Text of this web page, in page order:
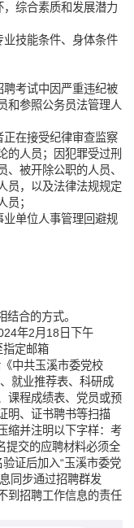
，综合素质和发展潜力
业技能条件、身体条件
聘考试中因严重违纪被
和参照公务员法管理人
正在接受纪律审查监察
的人员；因犯罪受过刑
被开除公职的人员、
员，以及法律法规规定
员；
业单位人事管理回避规
合的方式。
年2月18日下午
指定邮箱
中共玉溪市委党校
就业推荐表、科研成
课程成绩表、党员或预
明、证书聘书等扫描
缩并注明以下字样：考
提交的应聘材料必须全
证后加入“玉溪市委党
同步通过招聘群发
到招聘工作信息的责任